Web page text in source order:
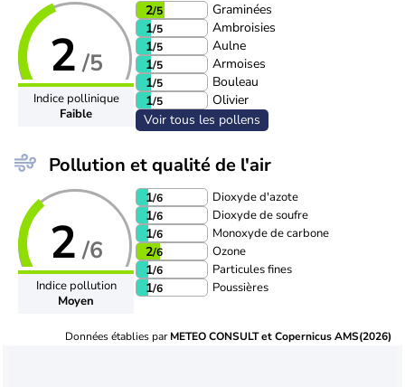
2 /5
Indice pollinique
Faible
2/5
Graminées
1/5
Ambroisies
1/5
Aulne
1/5
Armoises
1/5
Bouleau
1/5
Olivier
Voir tous les pollens
Pollution et qualité de l'air
2 /6
Indice pollution
Moyen
1/6 Dioxyde d'azote
1/6 Dioxyde de soufre
1/6 Monoxyde de carbone
2/6 Ozone
1/6 Particules fines
1/6 Poussières
Données établies parMETEO CONSULT et Copernicus AMS(2026)